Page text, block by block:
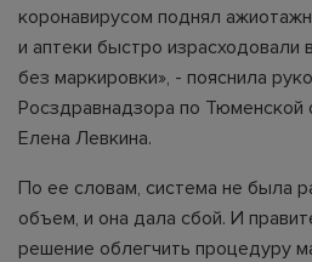
коронавирусом поднял
и аптеки быстро израсходовали
без маркировки», - пояснила
Росздравнадзора по
Елена Левкина.
По ее словам, система не была
объем, и она дала сбой. И
решение облегчить процедуру